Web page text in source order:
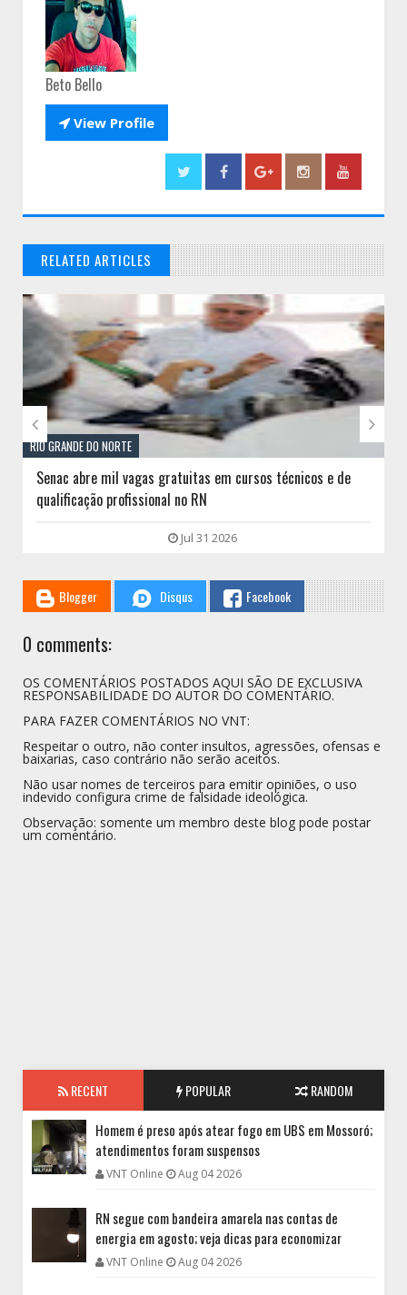
Beto Bello
View Profile
RELATED ARTICLES
// THATS WHAT YOU MIGHT BE LOOKING FOR
RIO GRANDE DO NORTE
Senac abre mil vagas gratuitas em cursos técnicos e de
qualificação profissional no RN
Jul 31 2026
 
Blogger Disqus Facebook
0 comments:
OS COMENTÁRIOS POSTADOS AQUI SÃO DE EXCLUSIVA
RESPONSABILIDADE DO AUTOR DO COMENTÁRIO.
PARA FAZER COMENTÁRIOS NO VNT:
Respeitar o outro, não conter insultos, agressões, ofensas e
baixarias, caso contrário não serão aceitos.
Não usar nomes de terceiros para emitir opiniões, o uso
indevido configura crime de falsidade ideológica.
Observação: somente um membro deste blog pode postar
um comentário.
RECENT POPULAR RANDOM
Homem é preso após atear fogo em UBS em Mossoró;
atendimentos foram suspensos
VNT Online Aug 04 2026
RN segue com bandeira amarela nas contas de
energia em agosto; veja dicas para economizar
VNT Online Aug 04 2026